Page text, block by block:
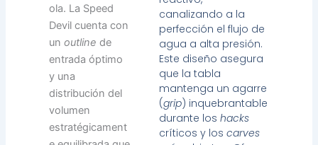
canalizando a la
perfección el flujo de
agua a alta presión.
Este diseño asegura
que la tabla
mantenga un agarre
(grip) inquebrantable
durante loshacks
críticos y loscarves
ola. La Speed
Devil cuenta con
unoutline de
entrada óptimo
y una
distribución del
volumen
estratégicament